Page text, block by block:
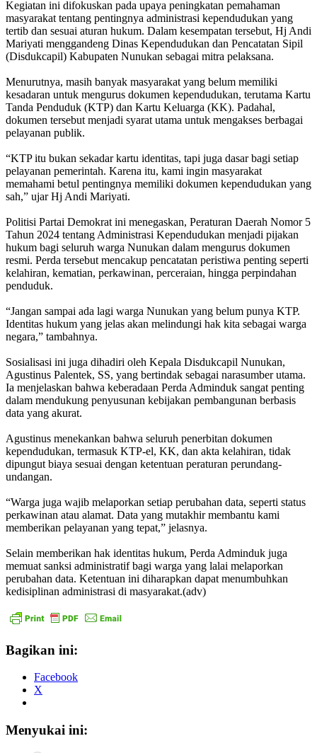
Kegiatan ini difokuskan pada upaya peningkatan pemahaman
masyarakat tentang pentingnya administrasi kependudukan yang
tertib dan sesuai aturan hukum. Dalam kesempatan tersebut, Hj Andi
Mariyati menggandeng Dinas Kependudukan dan Pencatatan Sipil
(Disdukcapil) Kabupaten Nunukan sebagai mitra pelaksana.
Menurutnya, masih banyak masyarakat yang belum memiliki
kesadaran untuk mengurus dokumen kependudukan, terutama Kartu
Tanda Penduduk (KTP) dan Kartu Keluarga (KK). Padahal,
dokumen tersebut menjadi syarat utama untuk mengakses berbagai
pelayanan publik.
“KTP itu bukan sekadar kartu identitas, tapi juga dasar bagi setiap
pelayanan pemerintah. Karena itu, kami ingin masyarakat
memahami betul pentingnya memiliki dokumen kependudukan yang
sah,” ujar Hj Andi Mariyati.
Politisi Partai Demokrat ini menegaskan, Peraturan Daerah Nomor 5
Tahun 2024 tentang Administrasi Kependudukan menjadi pijakan
hukum bagi seluruh warga Nunukan dalam mengurus dokumen
resmi. Perda tersebut mencakup pencatatan peristiwa penting seperti
kelahiran, kematian, perkawinan, perceraian, hingga perpindahan
penduduk.
“Jangan sampai ada lagi warga Nunukan yang belum punya KTP.
Identitas hukum yang jelas akan melindungi hak kita sebagai warga
negara,” tambahnya.
Sosialisasi ini juga dihadiri oleh Kepala Disdukcapil Nunukan,
Agustinus Palentek, SS, yang bertindak sebagai narasumber utama.
Ia menjelaskan bahwa keberadaan Perda Adminduk sangat penting
dalam mendukung penyusunan kebijakan pembangunan berbasis
data yang akurat.
Agustinus menekankan bahwa seluruh penerbitan dokumen
kependudukan, termasuk KTP-el, KK, dan akta kelahiran, tidak
dipungut biaya sesuai dengan ketentuan peraturan perundang-
undangan.
“Warga juga wajib melaporkan setiap perubahan data, seperti status
perkawinan atau alamat. Data yang mutakhir membantu kami
memberikan pelayanan yang tepat,” jelasnya.
Selain memberikan hak identitas hukum, Perda Adminduk juga
memuat sanksi administratif bagi warga yang lalai melaporkan
perubahan data. Ketentuan ini diharapkan dapat menumbuhkan
kedisiplinan administrasi di masyarakat.(adv)
Bagikan ini:
Facebook
X
Menyukai ini: